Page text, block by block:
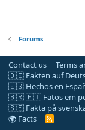
Forums
Contact us Terms
🇩🇪 Fakten auf
🇪🇸 Hechos en
🇧🇷 🇵🇹 Fatos em
🇸🇪 Fakta på
🌍 Facts
R